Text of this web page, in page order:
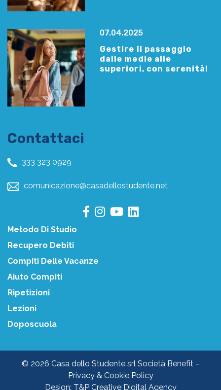
07.04.2025
Gestire il passaggio
dalle medie alle
superiori, con serenità!
Contattaci
333 323 0929
comunicazione@casadellostudente.net
Metodo Di Studio
Recupero Debiti
Compiti Delle Vacanze
Aiuto Compiti
Ripetizioni
Lezioni
Doposcuola
© 2026 Casa dello Studente srl Società Benefit –
Privacy & Cookie Policy
Design: T&P Creative Digital Agency